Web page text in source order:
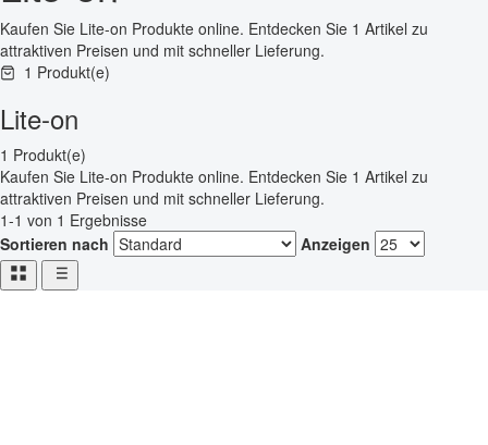
Kaufen Sie Lite-on Produkte online. Entdecken Sie 1 Artikel zu
attraktiven Preisen und mit schneller Lieferung.
1 Produkt(e)
Lite-on
1 Produkt(e)
Kaufen Sie Lite-on Produkte online. Entdecken Sie 1 Artikel zu
attraktiven Preisen und mit schneller Lieferung.
1-1 von 1 Ergebnisse
Sortieren nach
Anzeigen